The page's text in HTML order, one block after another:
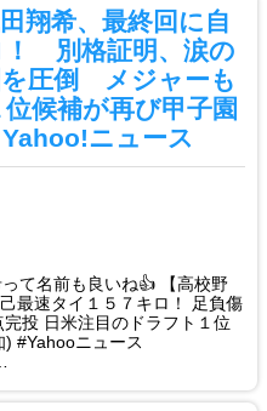
翔希、最終回に自
！ 別格証明、涙の
を圧倒 メジャーも
候補が再び甲子園
ニュース
て名前も良いね👍 【高校野
最速タイ１５７キロ！ 足負傷
投 日米注目のドラフト１位
#Yahooニュース